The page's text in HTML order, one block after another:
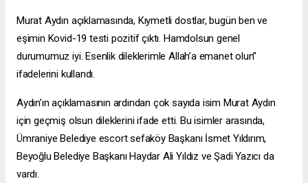
Murat Aydın açıklamasında, Kıymetli dostlar, bugün ben ve
eşimin Kovid-19 testi pozitif çıktı. Hamdolsun genel
durumumuz iyi. Esenlik dileklerimle Allah’a emanet olun”
ifadelerini kullandı.
Aydın’ın açıklamasının ardından çok sayıda isim Murat Aydın
için geçmiş olsun dileklerini ifade etti. Bu isimler arasında,
Ümraniye Belediye escort sefaköyBaşkanı İsmet Yıldırım,
Beyoğlu Belediye Başkanı Haydar Ali Yıldız ve Şadi Yazıcı da
vardı.